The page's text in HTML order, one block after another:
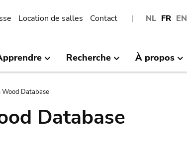
NL FR EN
Location de salles Contact
Recherche À propos
Database
Database